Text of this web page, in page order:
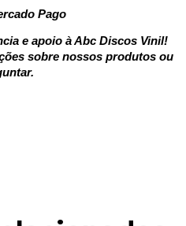
Pago
e apoio à Abc Discos Vinil!
sobre nossos produtos ou